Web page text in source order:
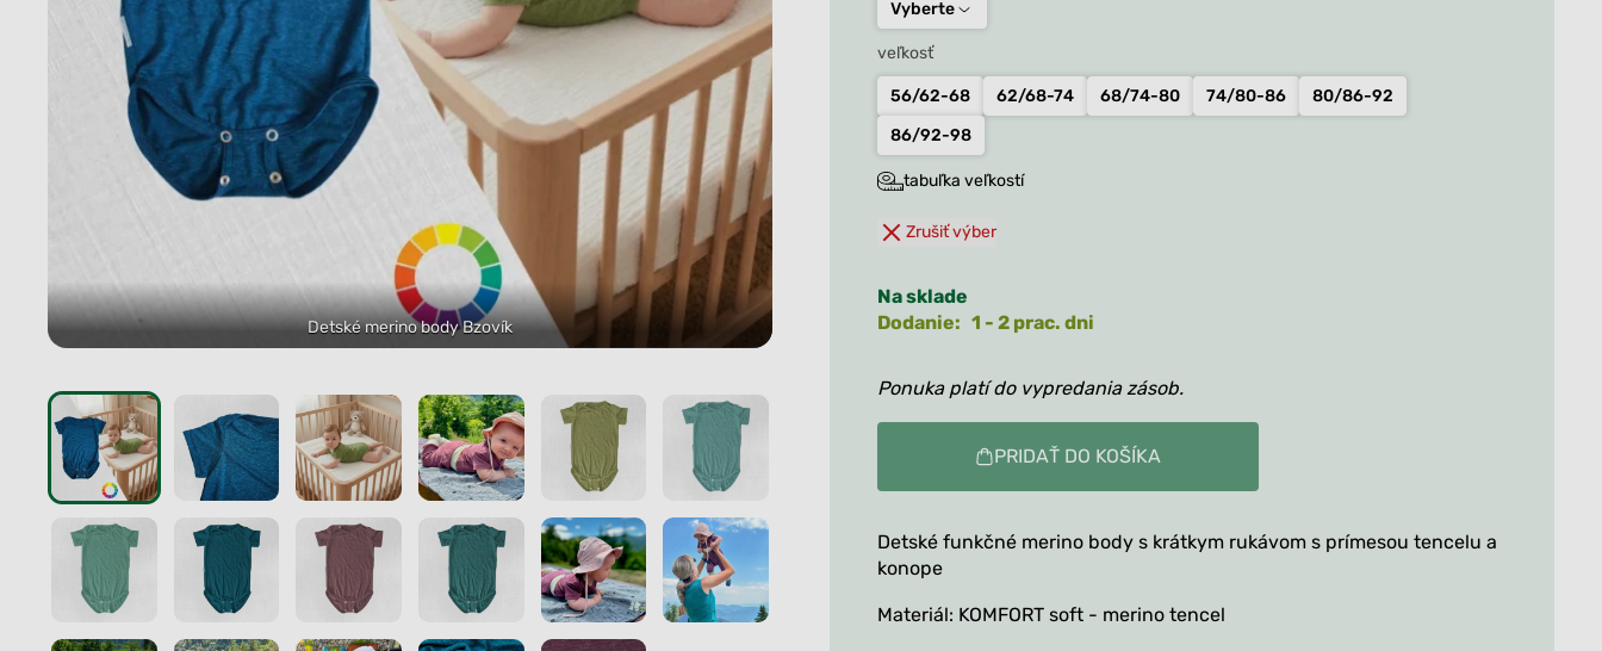
Roláky
Ležérne tričká
Nadrozmerné tričká
Všetko
Kukly a čiapky
Vaky na spanie a
Capačky, rukavičky,
štucne
Všetko
Nadrozmerné tričká
Všetko
Detské merino body Bzovík Detské merino body Bzovik - detail
Vyberte
veľkosť
56/62-68 62/68-74 68/74-80 74/80-86
80/86-92
86/92-98
tabuľka veľkostí
Zrušiť výber
Na sklade
Dodanie: 1 - 2 prac. dni
Ponuka platí do vypredania zásob.
PRIDAŤ DO KOŠÍKA
Detské funkčné merino body s krátkym rukávom s prímesou tencelu a
konope
Materiál: KOMFORT soft - merino tencel